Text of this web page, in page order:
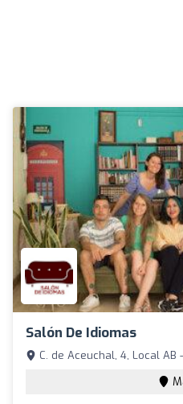
Salón De Idiomas
C. de Aceuchal, 4, Local AB